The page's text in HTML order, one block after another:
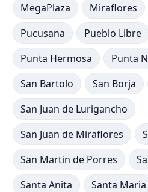
MegaPlaza
Miraflores
Pucusana
Pueblo Libre
Punta Hermosa
Punta
San Bartolo
San Borja
San Juan de Lurigancho
San Juan de Miraflores
San Martin de Porres
Santa Anita
Santa Maria